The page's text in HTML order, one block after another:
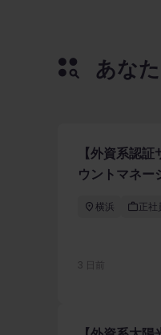
あな
【外資系認
ウントマネー
横浜 正社
3 日前